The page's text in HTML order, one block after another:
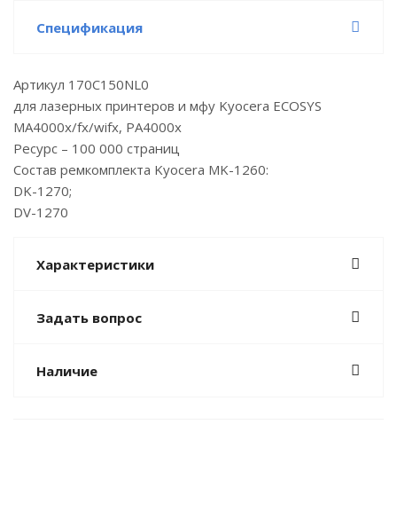
Спецификация
Артикул 170C150NL0
для лазерных принтеров и мфу Kyocera ECOSYS
MA4000x/fx/wifx, PA4000x
Ресурс – 100 000 страниц
Состав ремкомплекта Kyocera MK-1260:
DK-1270;
DV-1270
Характеристики
Задать вопрос
Наличие